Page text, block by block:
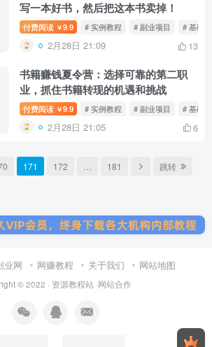
写一本好书，然后把这本书卖掉！
付费阅读 ￥9.9 # 实例教程 # 副业项目 # 基础
2月28日 21:09 13
书籍赚钱夏令营：选择可靠的第二职
业，抓住书籍转现的机遇和挑战
付费阅读 ￥9.9 # 实例教程 # 副业项目 # 基础
2月28日 21:05 6
171 172 181 跳转
业网 网赚教程 关于我们 网站地图
© 2022 · 资源教程站 ·网站合作